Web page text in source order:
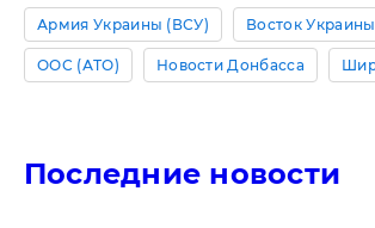
Армия Украины (ВСУ) Восток Украины
ООС (АТО) Новости Донбасса
Последние новости